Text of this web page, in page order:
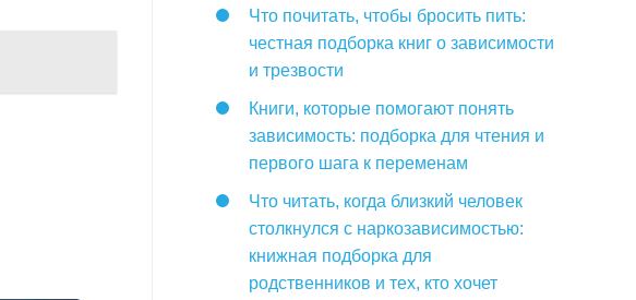
Что почитать, чтобы бросить пить:
честная подборка книг о зависимости
и трезвости
Книги, которые помогают понять
зависимость: подборка для чтения и
первого шага к переменам
Что читать, когда близкий человек
столкнулся с наркозависимостью:
книжная подборка для
родственников и тех, кто хочет